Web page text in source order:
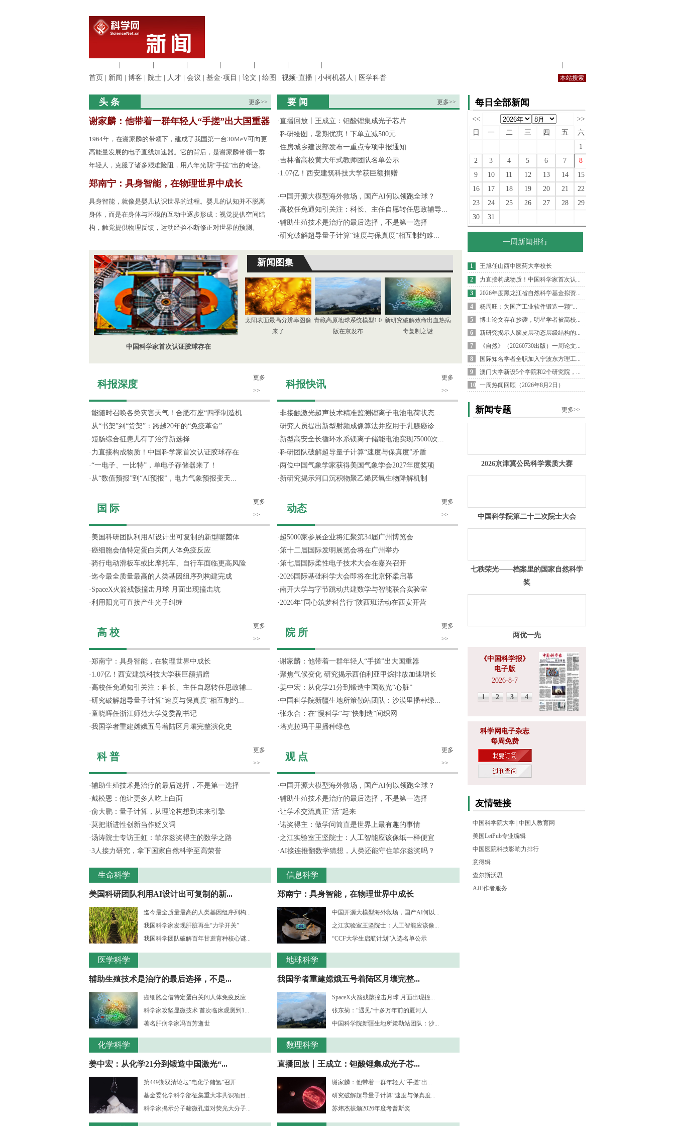
首页
新闻 博客 院士 人才 会议 基金·项目 论文 绘图 视频·直播 小柯机器人 医学科普
头 条 更多>>
谢家麟：他带着一群年轻人“手搓”出大国重器
1964年，在谢家麟的带领下，建成了我国第一台30MeV可向更
高能量发展的电子直线加速器。它的背后，是谢家麟带领一群
年轻人，克服了诸多艰难险阻，用八年光阴“手搓”出的奇迹。
郑南宁：具身智能，在物理世界中成长
具身智能，就像是婴儿认识世界的过程。婴儿的认知并不脱离
身体，而是在身体与环境的互动中逐步形成：视觉提供空间结
构，触觉提供物理反馈，运动经验不断修正对世界的预测。
要 闻 更多>>
·直播回放丨王成立：钽酸锂集成光子芯片
·科研绘图，暑期优惠！下单立减500元
·住房城乡建设部发布一重点专项申报通知
·吉林省高校黄大年式教师团队名单公示
· 1.07亿！西安建筑科技大学获巨额捐赠
·中国开源大模型海外救场，国产AI何以领跑全球？
· 高校任免通知引关注：科长、主任自愿转任思政辅导...
·辅助生殖技术是治疗的最后选择，不是第一选择
·研究破解超导量子计算“速度与保真度”相互制约难...
中国科学家首次认证胶球存在
新闻图集
太阳表面最高分辨率图像
来了
青藏高原地球系统模型1.0
版在京发布
新研究破解致命出血热病
毒复制之谜
科报深度
更多
>>
·能随时召唤各类灾害天气！合肥有座“四季制造机...
· 从“书架”到“货架”：跨越20年的“免疫革命”
· 短肠综合征患儿有了治疗新选择
· 力直接构成物质！中国科学家首次认证胶球存在
·“一电子、一比特”，单电子存储器来了！
· 从“数值预报”到“AI预报”，电力气象预报变天...
国 际
更多
>>
· 美国科研团队利用AI设计出可复制的新型噬菌体
·癌细胞会借特定蛋白关闭人体免疫反应
·骑行电动滑板车或比摩托车、自行车面临更高风险
·迄今最全质量最高的人类基因组序列构建完成
· SpaceX火箭残骸撞击月球 月面出现撞击坑
·利用阳光可直接产生光子纠缠
高 校
更多
>>
·郑南宁：具身智能，在物理世界中成长
· 1.07亿！西安建筑科技大学获巨额捐赠
· 高校任免通知引关注：科长、主任自愿转任思政辅...
·研究破解超导量子计算“速度与保真度”相互制约...
·童晓晖任浙江师范大学党委副书记
·我国学者重建嫦娥五号着陆区月壤完整演化史
科 普
更多
>>
·辅助生殖技术是治疗的最后选择，不是第一选择
·戴松恩：他让更多人吃上白面
·俞大鹏：量子计算，从理论构想到未来引擎
·莫把渐进性创新当作贬义词
·汤涛院士专访王虹：菲尔兹奖得主的数学之路
·3人接力研究，拿下国家自然科学至高荣誉
生命科学
美国科研团队利用AI设计出可复制的新...
迄今最全质量最高的人类基因组序列构...
我国科学家发现肝脏再生“力学开关”
我国科学团队破解百年甘蔗育种核心谜...
医学科学
辅助生殖技术是治疗的最后选择，不是...
癌细胞会借特定蛋白关闭人体免疫反应
科学家攻坚显微技术 首次临床观测到1...
著名肝病学家冯百芳逝世
化学科学
姜中宏：从化学21分到锻造中国激光“...
第449期双清论坛“电化学储氢”召开
基金委化学科学部征集重大非共识项目...
科学家揭示分子筛微孔道对荧光大分子...
科报快讯
更多
>>
·非接触激光超声技术精准监测锂离子电池电荷状态...
·研究人员提出新型射频成像算法并应用于乳腺癌诊...
· 新型高安全长循环水系镁离子储能电池实现75000次...
·科研团队破解超导量子计算“速度与保真度”矛盾
· 两位中国气象学家获得美国气象学会2027年度奖项
· 新研究揭示河口沉积物聚乙烯厌氧生物降解机制
动态
更多
>>
· 超5000家参展企业将汇聚第34届广州博览会
·第十二届国际发明展览会将在广州举办
·第七届国际柔性电子技术大会在嘉兴召开
·2026国际基础科学大会即将在北京怀柔启幕
·南开大学与字节跳动共建数学与智能联合实验室
·2026年“同心筑梦科普行”陕西班活动在西安开营
院 所
更多
>>
·谢家麟：他带着一群年轻人“手搓”出大国重器
·聚焦气候变化 研究揭示西伯利亚甲烷排放加速增长
·姜中宏：从化学21分到锻造中国激光“心脏”
·中国科学院新疆生地所策勒站团队：沙漠里播种绿...
·张永合：在“慢科学”与“快制造”间织网
·塔克拉玛干里播种绿色
观 点
更多
>>
·中国开源大模型海外救场，国产AI何以领跑全球？
·辅助生殖技术是治疗的最后选择，不是第一选择
·让学术交流真正“活”起来
·诺奖得主：做学问简直是世界上最有趣的事情
· 之江实验室王坚院士：人工智能应该像纸一样便宜
·AI接连推翻数学猜想，人类还能守住菲尔兹奖吗？
信息科学
郑南宁：具身智能，在物理世界中成长
中国开源大模型海外救场，国产AI何以...
之江实验室王坚院士：人工智能应该像...
“CCF大学生启航计划”入选名单公示
地球科学
我国学者重建嫦娥五号着陆区月壤完整...
SpaceX火箭残骸撞击月球 月面出现撞...
张东菊：“遇见”十多万年前的夏河人
中国科学院新疆生地所策勒站团队：沙...
数理科学
直播回放丨王成立：钽酸锂集成光子芯...
谢家麟：他带着一群年轻人“手搓”出...
研究破解超导量子计算“速度与保真度...
苏炜杰获颁2026年度考普斯奖
每日全部新闻
<<
>>
日
一 二 三 四 五
六
1
2
3 4 5 6 7
8
9
10 11 12 13 14
15
16
17 18 19 20 21
22
23
24 25 26 27 28
29
30
31
一周新闻排行
1
王旭任山西中医药大学校长
2
力直接构成物质！中国科学家首次认...
3
2026年度黑龙江省自然科学基金拟资...
4
杨周旺：为国产工业软件锻造一颗“...
5
博士论文存在抄袭，明星学者被高校...
6
新研究揭示人脑皮层动态层级结构的...
7
《自然》（20260730出版）一周论文...
8
国际知名学者全职加入宁波东方理工...
9
澳门大学新设5个学院和2个研究院，...
10 一周热闻回顾（2026年8月2日）
新闻专题 更多>>
2026京津冀公民科学素质大赛
中国科学院第二十二次院士大会
七秩荣光——档案里的国家自然科学
奖
两优一先
《中国科学报》
电子版
2026-8-7
1 2 3 4
科学网电子杂志
每周免费
友情链接
中国科学院大学 中国人教育网
美国LetPub专业编辑
中国医院科技影响力排行
意得辑
查尔斯沃思
AJE作者服务